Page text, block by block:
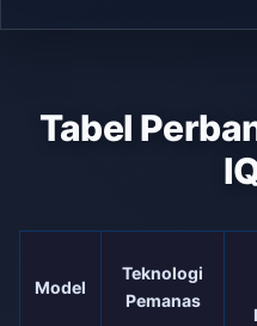
Tabel
Model
Teknologi
Pemanas